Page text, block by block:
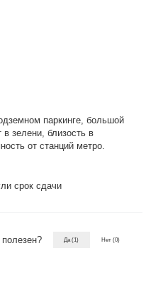
паркинге, большой
в зелени, близость в
от станций метро.
срок сдачи
Да(1) Нет (0)